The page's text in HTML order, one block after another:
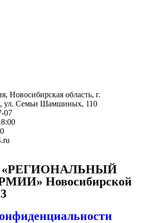
Новосибирская область, г.
ул. Семьи Шамшиных, 110
07
«РЕГИОНАЛЬНЫЙ
Новосибирской